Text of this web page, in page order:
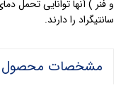
سانتیگراد را دارند.
مشخصات محصول